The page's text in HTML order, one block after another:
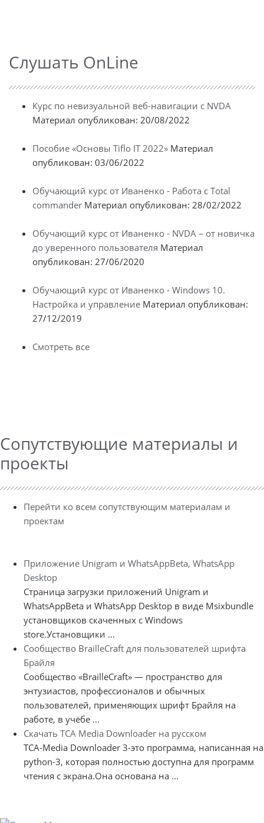
Слушать OnLine
Курс по невизуальной веб-навигации с NVDA
Материал опубликован: 20/08/2022
Пособие «Основы Tiflo IT 2022» Материал
опубликован: 03/06/2022
Обучающий курс от Иваненко - Работа с Total
commander Материал опубликован: 28/02/2022
Обучающий курс от Иваненко - NVDA – от новичка
до уверенного пользователя Материал
опубликован: 27/06/2020
Обучающий курс от Иваненко - Windows 10.
Настройка и управление Материал опубликован:
27/12/2019
Смотреть все
Сопутствующие материалы и
проекты
Перейти ко всем сопутствующим материалам и
проектам
Приложение Unigram и WhatsAppBeta, WhatsApp
Desktop
Страница загрузки приложений Unigram и
WhatsAppBeta и WhatsApp Desktop в виде Msixbundle
установщиков скаченных с Windows
store.Установщики ...
Сообщество BrailleCraft для пользователей шрифта
Брайля
Сообщество «BrailleCraft» — пространство для
энтузиастов, профессионалов и обычных
пользователей, применяющих шрифт Брайля на
работе, в учёбе ...
Скачать TCA Media Downloader на русском
TCA-Media Downloader 3-это программа, написанная на
python-3, которая полностью доступна для программ
чтения с экрана.Она основана на ...